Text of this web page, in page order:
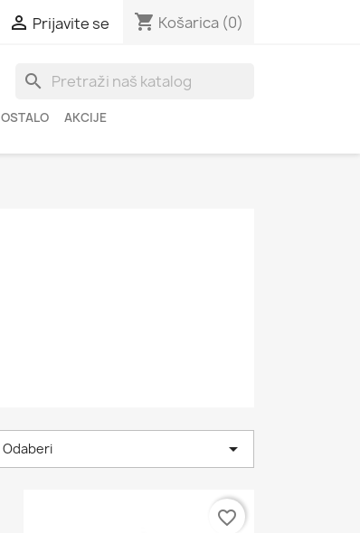
 Prijavite se shopping_cart Košarica (0)
search
OSTALO AKCIJE
Odaberi 
favorite_border